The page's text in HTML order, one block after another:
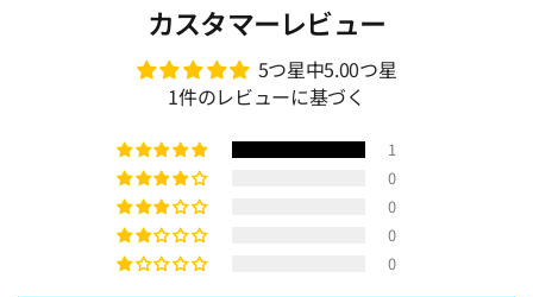
カスタマーレビュー
5つ星中5.00つ星
1件のレビューに基づく
1
0
0
0
0